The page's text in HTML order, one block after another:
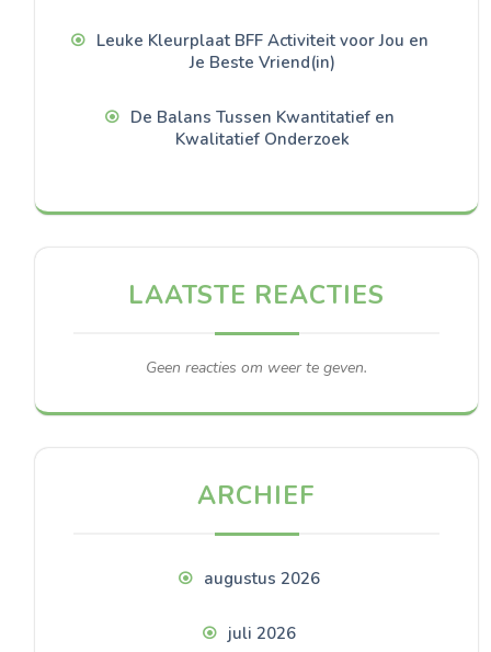
Leuke Kleurplaat BFF Activiteit voor Jou en
Je Beste Vriend(in)
De Balans Tussen Kwantitatief en
Kwalitatief Onderzoek
LAATSTE REACTIES
Geen reacties om weer te geven.
ARCHIEF
augustus 2026
juli 2026